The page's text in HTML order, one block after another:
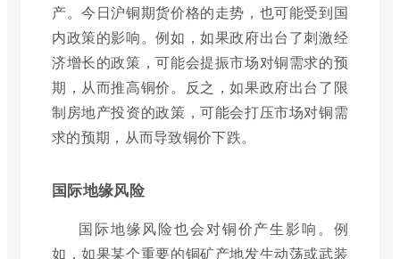
产。今日沪铜期货价格的走势，也可能受到国
内政策的影响。例如，如果政府出台了刺激经
济增长的政策，可能会提振市场对铜需求的预
期，从而推高铜价。反之，如果政府出台了限
制房地产投资的政策，可能会打压市场对铜需
求的预期，从而导致铜价下跌。
国际地缘风险
国际地缘风险也会对铜价产生影响。例
如，如果某个重要的铜矿产地发生动荡或武装